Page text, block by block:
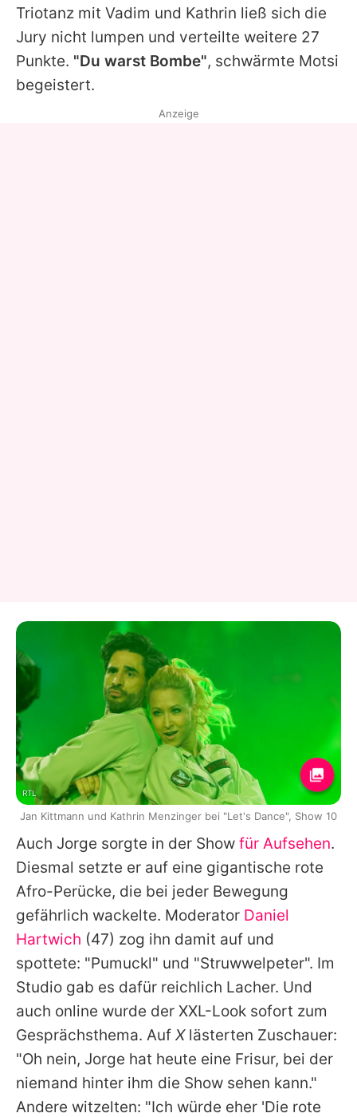
Triotanz mit Vadim und Kathrin ließ sich die
Jury nicht lumpen und verteilte weitere 27
Punkte. "Du warst Bombe", schwärmte Motsi
begeistert.
Auch Jorge sorgte in der Show für Aufsehen.
Diesmal setzte er auf eine gigantische rote
Afro-Perücke, die bei jeder Bewegung
gefährlich wackelte. Moderator Daniel
Hartwich (47) zog ihn damit auf und
spottete: "Pumuckl" und "Struwwelpeter". Im
Studio gab es dafür reichlich Lacher. Und
auch online wurde der XXL-Look sofort zum
Gesprächsthema. Auf Xlästerten Zuschauer:
"Oh nein, Jorge hat heute eine Frisur, bei der
niemand hinter ihm die Show sehen kann."
Andere witzelten: "Ich würde eher 'Die rote
Anzeige
RTL
Jan Kittmann und Kathrin Menzinger bei "Let's Dance", Show 10